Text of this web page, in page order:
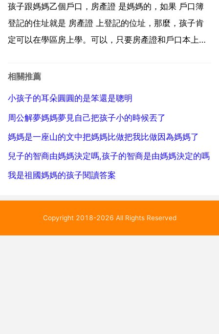
切，這體現的是社會主義核心價值觀！我們的媽媽為什
麼是祖國...
孩子跟媽媽乙個戶口，房產證 是媽媽的，如果 戶口簿
登記的住址就是 房產證 上登記的位址，那麼，孩子肯
定可以在學區房上學。可以，只要房產證和戶口本上的
本和房產證就是就讀資料。當然，萬一你城市有差異，
相關推薦
小孩子的耳朵圓圓的是笨還是聰明
周公解夢媽媽夢見自己把孩子小的時候丟了
媽媽是一座山的文中把媽媽比做把我比做因為媽媽了
兒子的智商由媽媽決定嗎,孩子的智商是由媽媽決定的嗎
我是祖國媽媽的孩子閱讀答案
Copyright 2018-2026 All Rights Reserved